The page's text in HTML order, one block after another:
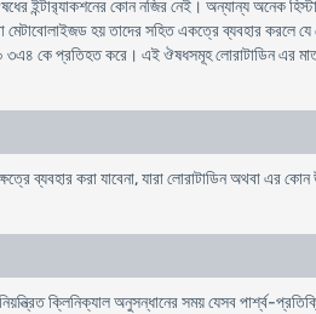
ইন্টার‍্যাকশনের কোন নজির নেই। অন্যান্য অনেক
হয় তাদের সহিত একত্রে ব্যবহার করলে
কে প্রতিহত করে। এই ঔষধসমূহ লােরাটাডিন এর
ব্যবহার করা যাবেনা, যারা লােরাটাডিন অথবা এর
ক্লিনিক্যাল অনুসন্ধানের সময় যেসব পার্শ্ব-